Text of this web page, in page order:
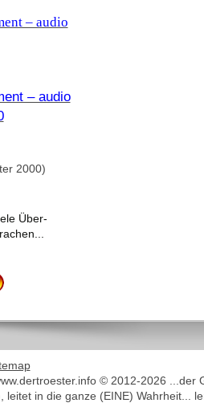
– audio
– audio
2000)
Über-
© 2012-2026 ...der
leitet in die ganze (EINE) Wahrheit...